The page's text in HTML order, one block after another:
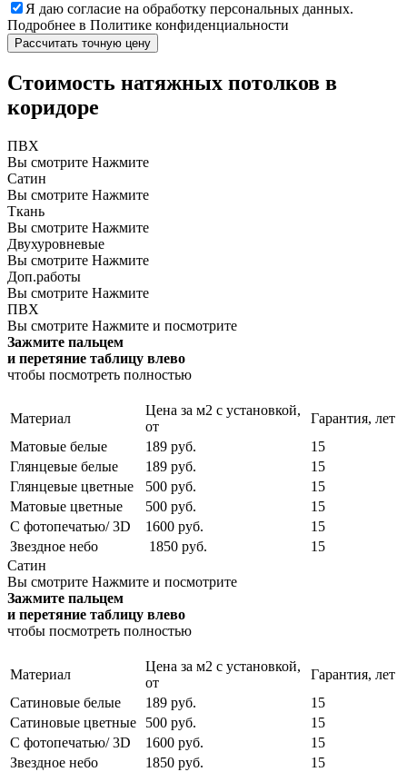
Я даю согласие на обработку персональных данных.
Подробнее в Политике конфиденциальности
Рассчитать точную цену
Стоимость натяжных потолков в
коридоре
ПВХ
Вы смотрите Нажмите
Сатин
Вы смотрите Нажмите
Ткань
Вы смотрите Нажмите
Двухуровневые
Вы смотрите Нажмите
Доп.работы
Вы смотрите Нажмите
ПВХ
Вы смотрите Нажмите и посмотрите
Зажмите пальцем
и перетяние таблицу влево
чтобы посмотреть полностью
Материал
Цена за м2 с установкой,
от
Гарантия, лет
Матовые белые
189 руб.
15
Глянцевые белые
189 руб.
15
Глянцевые цветные
500 руб.
15
Матовые цветные
500 руб.
15
С фотопечатью/ 3D
1600 руб.
15
Звездное небо
1850 руб.
15
Сатин
Вы смотрите Нажмите и посмотрите
Зажмите пальцем
и перетяние таблицу влево
чтобы посмотреть полностью
Материал
Цена за м2 с установкой,
от
Гарантия, лет
Сатиновые белые
189 руб.
15
Сатиновые цветные
500 руб.
15
С фотопечатью/ 3D
1600 руб.
15
Звездное небо
1850 руб.
15